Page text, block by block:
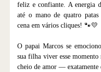
feliz e confiante. A energia
até o mano de quatro
cena em vários cliques! 🐾💛
O papai Marcos se
sua filha viver esse
cheio de amor — exatamente